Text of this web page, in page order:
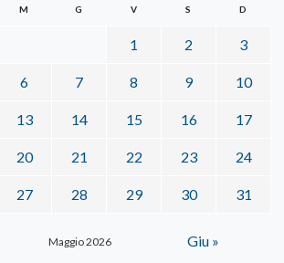
Maggio 2026
M G V S D
1 2 3
6 7 8 9 10
13 14 15 16 17
20 21 22 23 24
27 28 29 30 31
Giu »